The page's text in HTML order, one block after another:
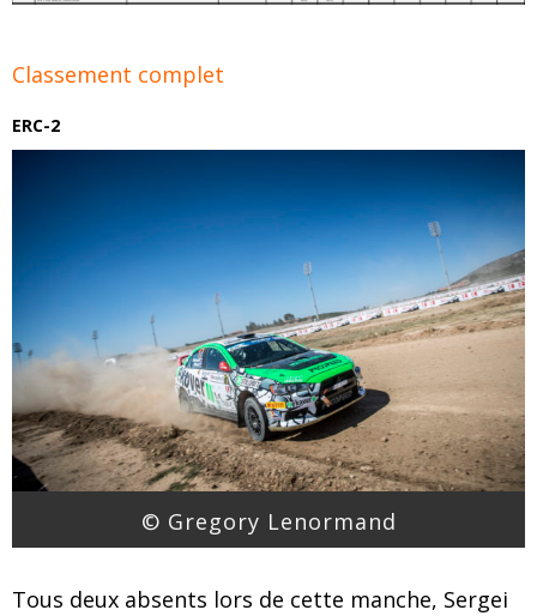
Classement complet
ERC-2
© Gregory Lenormand
Tous deux absents lors de cette manche, Sergei